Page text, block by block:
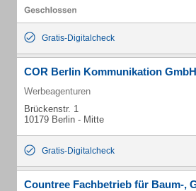
Gratis-Digitalcheck
COR Berlin Kommunikation GmbH
Werbeagenturen
Brückenstr. 1
10179 Berlin - Mitte
Gratis-Digitalcheck
Countree Fachbetrieb für Baum-,